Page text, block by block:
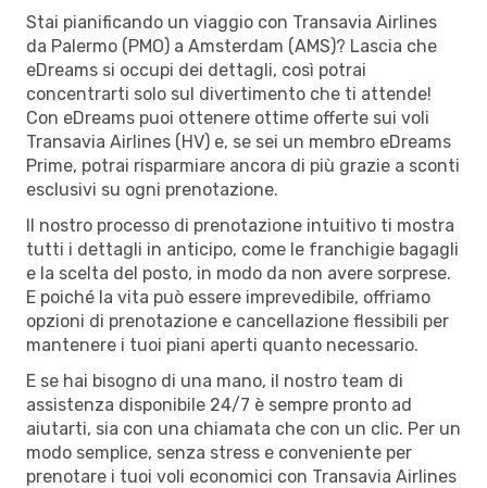
Stai pianificando un viaggio con Transavia Airlines
da Palermo (PMO) a Amsterdam (AMS)? Lascia che
eDreams si occupi dei dettagli, così potrai
concentrarti solo sul divertimento che ti attende!
Con eDreams puoi ottenere ottime offerte sui voli
Transavia Airlines (HV) e, se sei un membro eDreams
Prime, potrai risparmiare ancora di più grazie a sconti
esclusivi su ogni prenotazione.
Il nostro processo di prenotazione intuitivo ti mostra
tutti i dettagli in anticipo, come le franchigie bagagli
e la scelta del posto, in modo da non avere sorprese.
E poiché la vita può essere imprevedibile, offriamo
opzioni di prenotazione e cancellazione flessibili per
mantenere i tuoi piani aperti quanto necessario.
E se hai bisogno di una mano, il nostro team di
assistenza disponibile 24/7 è sempre pronto ad
aiutarti, sia con una chiamata che con un clic. Per un
modo semplice, senza stress e conveniente per
prenotare i tuoi voli economici con Transavia Airlines